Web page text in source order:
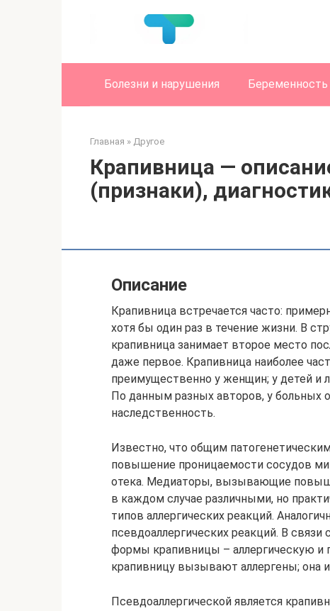
Болезни и нарушения Беременность
Главная » Другое
Крапивница —
(признаки),
Описание
Крапивница встречается часто:
хотя бы один раз в течение жизни. В
крапивница занимает второе место
даже первое. Крапивница наиболее
преимущественно у женщин; у детей и
По данным разных авторов, у больных
наследственность.
Известно, что общим
повышение проницаемости сосудов
отека. Медиаторы, вызывающие
в каждом случае различными, но
типов аллергических реакций.
псевдоаллергических реакций. В
формы крапивницы – аллергическую и
крапивницу вызывают аллергены; она
Псевдоаллергической является